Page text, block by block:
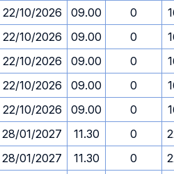
22/10/2026 09.00 0
22/10/2026 09.00 0
22/10/2026 09.00 0
22/10/2026 09.00 0
22/10/2026 09.00 0
28/01/2027 11.30 0
28/01/2027 11.30 0